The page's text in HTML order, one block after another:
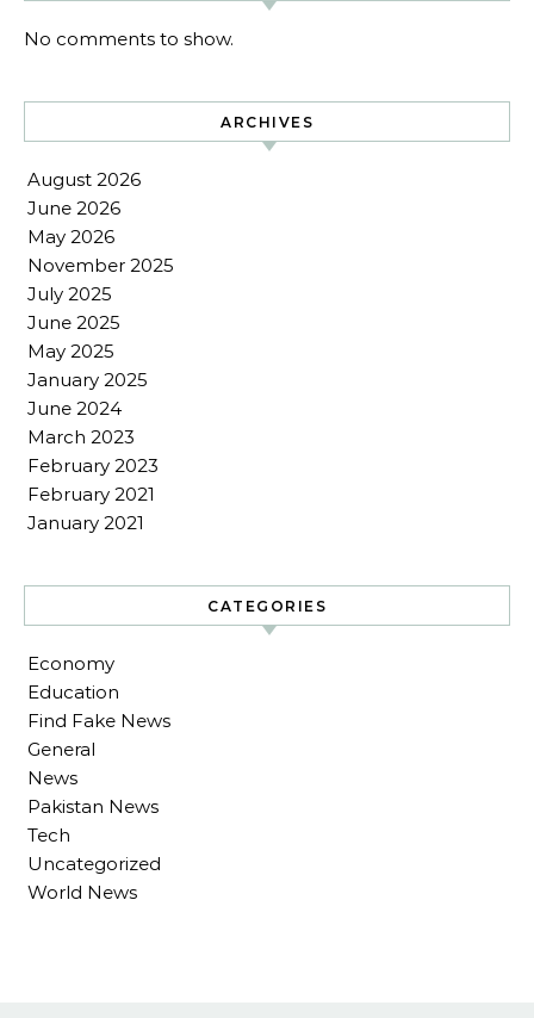
No comments to show.
ARCHIVES
August 2026
June 2026
May 2026
November 2025
July 2025
June 2025
May 2025
January 2025
June 2024
March 2023
February 2023
February 2021
January 2021
CATEGORIES
Economy
Education
Find Fake News
General
News
Pakistan News
Tech
Uncategorized
World News